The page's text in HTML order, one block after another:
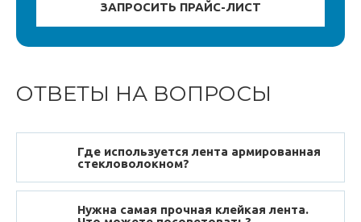
ОТВЕТЫ НА ВОПРОСЫ
Где используется лента армированная
стекловолокном?
Нужна самая прочная клейкая лента.